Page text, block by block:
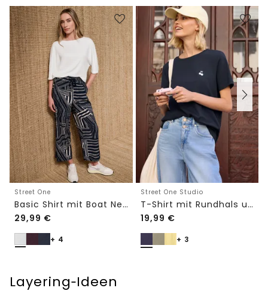
Street One
Basic Shirt mit Boat Neck und Elastikbund
29,99 €
+ 4
Street One Studio
T-Shirt mit Rundhals und Embroidery-Detail
19,99 €
+ 3
Layering‑Ideen